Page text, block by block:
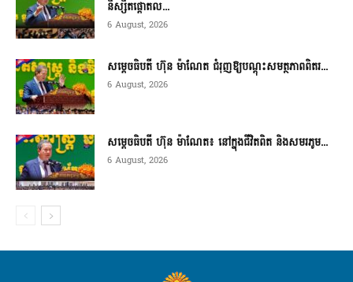
និស្សិតផ្តោតល...
6 August, 2026
សម្តេចធិបតី ហ៊ុន ម៉ាណែត ជំរុញឱ្យបណ្តុះសមត្ថភាពពិតរ...
6 August, 2026
សម្តេចធិបតី ហ៊ុន ម៉ាណែត៖ នៅក្នុងជីវិតពិត និងសមរភូម...
6 August, 2026